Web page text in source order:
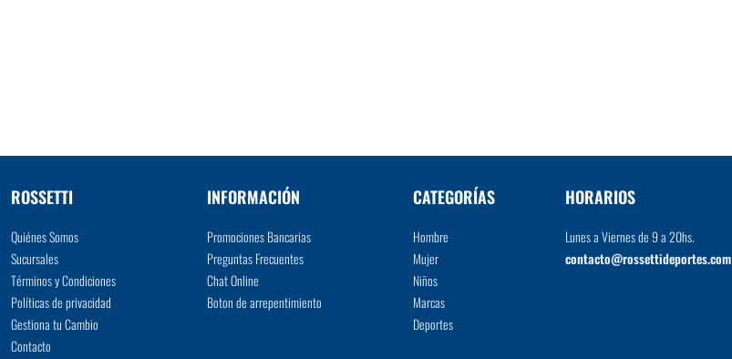
ROSSETTI
Quiénes Somos
Sucursales
Términos y Condiciones
Políticas de privacidad
Gestiona tu Cambio
Contacto
INFORMACIÓN
Promociones Bancarias
Preguntas Frecuentes
Chat Online
Boton de arrepentimiento
CATEGORÍAS
Hombre
Mujer
Niños
Marcas
Deportes
HORARIOS
Lunes a Viernes de 9 a 20hs.
contacto@rossettideportes.com